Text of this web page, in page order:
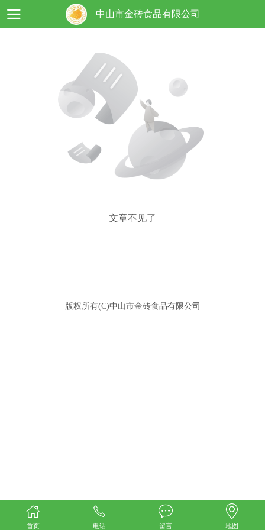
中山市金砖食品有限公司
文章不见了
版权所有(C)中山市金砖食品有限公司
首页 电话 留言 地图